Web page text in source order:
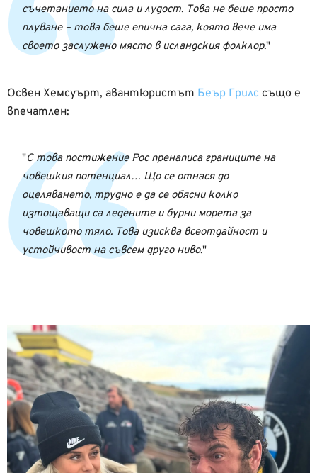
съчетанието на сила и лудост. Това не беше просто
плуване – това беше епична сага, която вече има
своето заслужено място в исландския фолклор.
Освен Хемсуърт, авантюристът Беър Грилс също е
впечатлен:
С това постижение Рос пренаписа границите на
човешкия потенциал… Що се отнася до
оцеляването, трудно е да се обясни колко
изтощаващи са ледените и бурни морета за
човешкото тяло. Това изисква всеотдайност и
устойчивост на съвсем друго ниво.